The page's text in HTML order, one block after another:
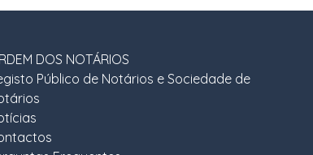
DOS NOTÁRIOS
Público de Notários e Sociedade de